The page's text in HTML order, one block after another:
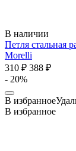
В наличии
Петля стальная
Morelli
310 ₽ 388 ₽
- 20%
В избранное
В избранное